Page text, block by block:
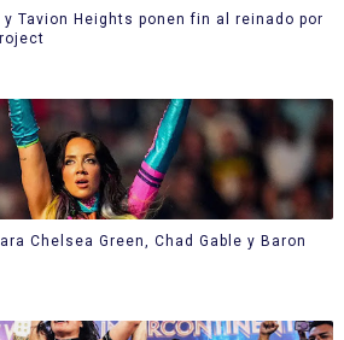
y Tavion Heights ponen fin al reinado por
Chelsea Green, Chad Gable y Baron